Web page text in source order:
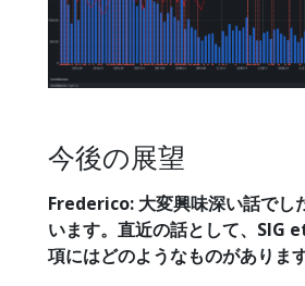
今後の展望
Frederico: 大変興味深い話でし
います。直近の話として、SIG
項にはどのようなものがありま